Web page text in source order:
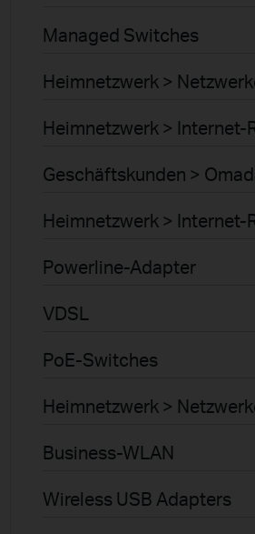
Managed Switches
Heimnetzwerk >
Heimnetzwerk > Internet-
Geschäftskunden >
Heimnetzwerk >
Powerline-Adapter
VDSL
PoE-Switches
Heimnetzwerk >
Business-WLAN
Wireless USB Adapters